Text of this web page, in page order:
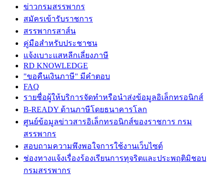
ข่าวกรมสรรพากร
สมัครเข้ารับราชการ
สรรพากรสาส์น
คู่มือสำหรับประชาชน
แจ้งเบาะแสหลีกเลี่ยงภาษี
RD KNOWLEDGE
"ขอคืนเงินภาษี" มีคำตอบ
FAQ
รายชื่อผู้ให้บริการจัดทำหรือนำส่งข้อมูลอิเล็กทรอนิกส์
B-READY ด้านภาษีโดยธนาคารโลก
ศูนย์ข้อมูลข่าวสารอิเล็กทรอนิกส์ของราชการ กรม
สรรพากร
สอบถามความพึงพอใจการใช้งานเว็บไซต์
ช่องทางแจ้งเรื่องร้องเรียนการทุจริตและประพฤติมิชอบ
กรมสรรพากร